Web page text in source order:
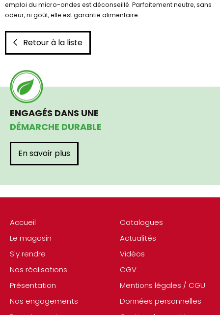
emploi du micro-ondes est déconseillé. Parfaitement neutre, sans
odeur, ni goût, elle est garantie alimentaire.
Retour à la liste
Accueil
Le magasin
S'y rendre
Nos réalisations
Présentation
Nos engagements
Catalogues
Actualités
Vidéos
CGV
Mentions légales / CGU
Données personnelles
ENGAGÉS DANS UNE
DÉMARCHE DURABLE
En savoir plus